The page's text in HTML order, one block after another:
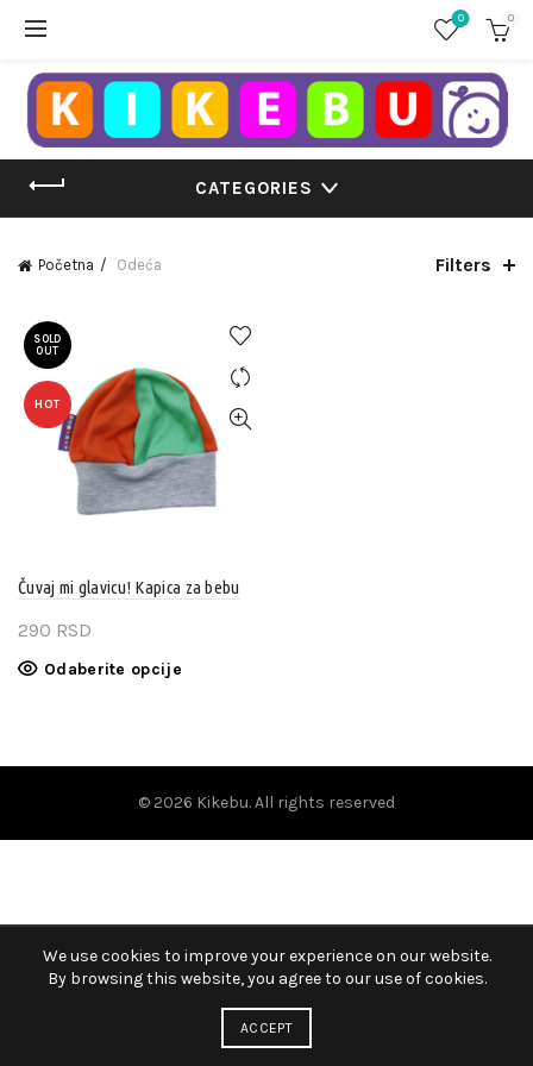
0 0
CATEGORIES
Početna Odeća Filters
SOLD
OUT
HOT
Čuvaj mi glavicu! Kapica za bebu
290 RSD
Odaberite opcijeOvaj
varijanti.
Opcije
stranici
proizvoda.
© 2026 Kikebu. All rights reserved
We use cookies to improve your experience on our website.
By browsing this website, you agree to our use of cookies.
ACCEPT